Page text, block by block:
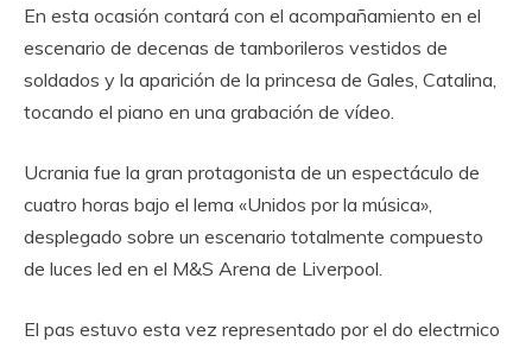
En esta ocasión contará con el acompañamiento en el
escenario de decenas de tamborileros vestidos de
soldados y la aparición de la princesa de Gales, Catalina,
tocando el piano en una grabación de vídeo.
Ucrania fue la gran protagonista de un espectáculo de
cuatro horas bajo el lema «Unidos por la música»,
desplegado sobre un escenario totalmente compuesto
de luces led en el M&S Arena de Liverpool.
El pas estuvo esta vez representado por el do electrnico